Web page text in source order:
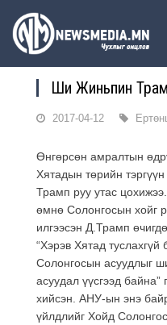
Ши Жиньпин
2017-04-12
Өнгөрсөн амралтын
Хятадын төрийн
Трамп руу утас
өмнө Солонгосын хойг
илгээсэн Д.Трамп
“Хэрэв Хятад
Солонгосын асуудлыг
асуудал үүсгээд байна”
хийсэн. АНУ-ын энэ
үйлдлийг Хойд Солонгос